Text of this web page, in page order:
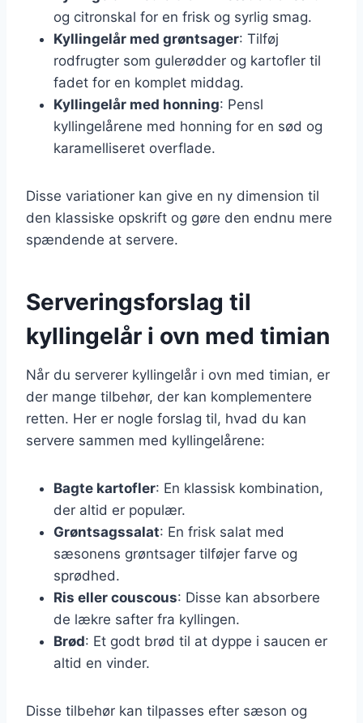
og citronskal for en frisk og syrlig smag.
Kyllingelår med grøntsager: Tilføj
rodfrugter som gulerødder og kartofler til
fadet for en komplet middag.
Kyllingelår med honning: Pensl
kyllingelårene med honning for en sød og
karamelliseret overflade.
Disse variationer kan give en ny dimension til
den klassiske opskrift og gøre den endnu mere
spændende at servere.
Serveringsforslag til
kyllingelår i ovn med timian
Når du serverer kyllingelår i ovn med timian, er
der mange tilbehør, der kan komplementere
retten. Her er nogle forslag til, hvad du kan
servere sammen med kyllingelårene:
Bagte kartofler: En klassisk kombination,
der altid er populær.
Grøntsagssalat: En frisk salat med
sæsonens grøntsager tilføjer farve og
sprødhed.
Ris eller couscous: Disse kan absorbere
de lækre safter fra kyllingen.
Brød: Et godt brød til at dyppe i saucen er
altid en vinder.
Disse tilbehør kan tilpasses efter sæson og